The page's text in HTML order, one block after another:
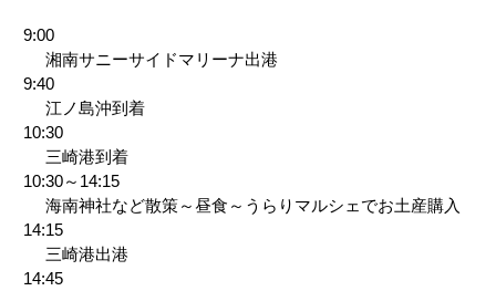
9:00
湘南サニーサイドマリーナ出港
9:40
江ノ島沖到着
10:30
三崎港到着
10:30～14:15
海南神社など散策～昼食～うらりマルシェでお土産購入
14:15
三崎港出港
14:45